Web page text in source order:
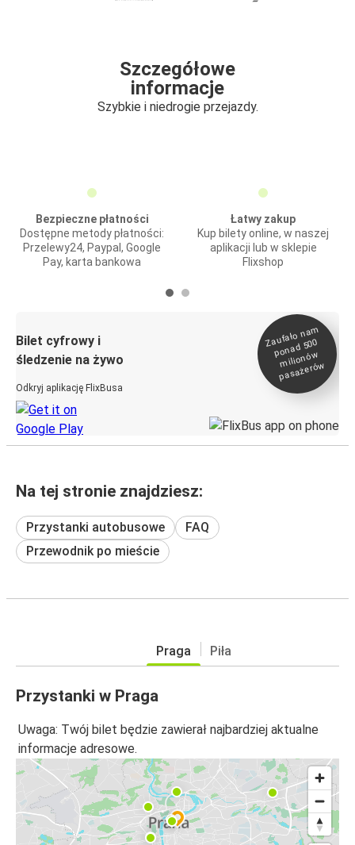
Szczegółowe
informacje
Szybkie i niedrogie przejazdy.
Bezpieczne płatności
Dostępne metody płatności:
Przelewy24, Paypal, Google
Pay, karta bankowa
Łatwy zakup
Kup bilety online, w naszej
aplikacji lub w sklepie
Flixshop
Bilet cyfrowy i
śledzenie na żywo
Odkryj aplikację FlixBusa
Zaufało na
m
ponad 500
milionó
w
pasażeró
w
Na tej stronie znajdziesz:
Przystanki autobusowe
FAQ
Przewodnik po mieście
Praga Piła
Przystanki w Praga
Uwaga: Twój bilet będzie zawierał najbardziej aktualne
informacje adresowe.